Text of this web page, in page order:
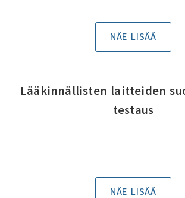
NÄE LISÄÄ
Lääkinnällisten laitteiden
testaus
NÄE LISÄÄ